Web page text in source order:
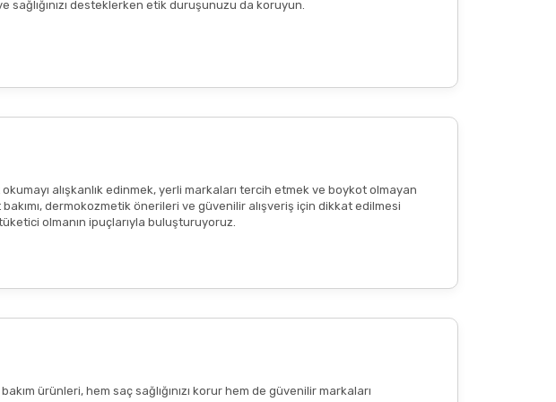
edilmesi, olasıalerjik reaksiyonveyaciltte kızarıklıkolup olmadığının
uzmana başvurunuz.
desteklerken etik duruşunuzu da koruyun.
alışkanlık edinmek, yerli markaları tercih etmek ve boykot olmayan
dermokozmetik önerileri ve güvenilir alışveriş için dikkat edilmesi
olmanın ipuçlarıyla buluşturuyoruz.
ürünleri, hem saç sağlığınızı korur hem de güvenilir markaları